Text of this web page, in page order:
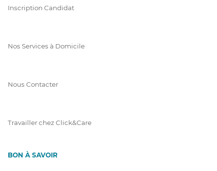
Inscription Candidat
Nos Services à Domicile
Nous Contacter
Travailler chez Click&Care
BON À SAVOIR